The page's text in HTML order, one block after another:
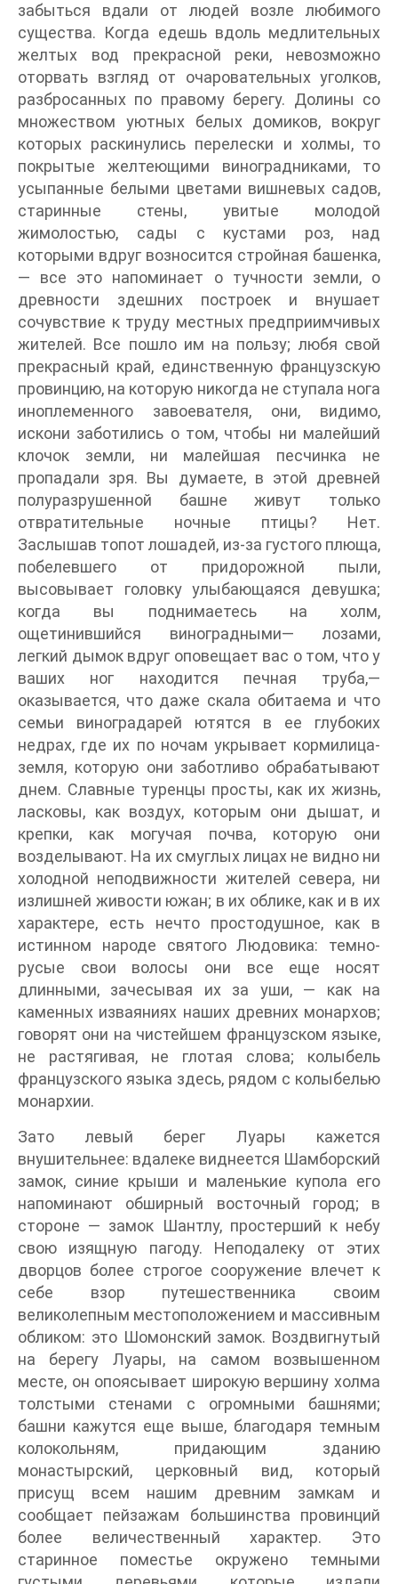
забыться вдали от людей возле любимого
существа. Когда едешь вдоль медлительных
желтых вод прекрасной реки, невозможно
оторвать взгляд от очаровательных уголков,
разбросанных по правому берегу. Долины со
множеством уютных белых домиков, вокруг
которых раскинулись перелески и холмы, то
покрытые желтеющими виноградниками, то
усыпанные белыми цветами вишневых садов,
старинные стены, увитые молодой
жимолостью, сады с кустами роз, над
которыми вдруг возносится стройная башенка,
— все это напоминает о тучности земли, о
древности здешних построек и внушает
сочувствие к труду местных предприимчивых
жителей. Все пошло им на пользу; любя свой
прекрасный край, единственную французскую
провинцию, на которую никогда не ступала нога
иноплеменного завоевателя, они, видимо,
искони заботились о том, чтобы ни малейший
клочок земли, ни малейшая песчинка не
пропадали зря. Вы думаете, в этой древней
полуразрушенной башне живут только
отвратительные ночные птицы? Нет.
Заслышав топот лошадей, из-за густого плюща,
побелевшего от придорожной пыли,
высовывает головку улыбающаяся девушка;
когда вы поднимаетесь на холм,
ощетинившийся виноградными— лозами,
легкий дымок вдруг оповещает вас о том, что у
ваших ног находится печная труба,—
оказывается, что даже скала обитаема и что
семьи виноградарей ютятся в ее глубоких
недрах, где их по ночам укрывает кормилица-
земля, которую они заботливо обрабатывают
днем. Славные туренцы просты, как их жизнь,
ласковы, как воздух, которым они дышат, и
крепки, как могучая почва, которую они
возделывают. На их смуглых лицах не видно ни
холодной неподвижности жителей севера, ни
излишней живости южан; в их облике, как и в их
характере, есть нечто простодушное, как в
истинном народе святого Людовика: темно-
русые свои волосы они все еще носят
длинными, зачесывая их за уши, — как на
каменных изваяниях наших древних монархов;
говорят они на чистейшем французском языке,
не растягивая, не глотая слова; колыбель
французского языка здесь, рядом с колыбелью
монархии.
Зато левый берег Луары кажется
внушительнее: вдалеке виднеется Шамборский
замок, синие крыши и маленькие купола его
напоминают обширный восточный город; в
стороне — замок Шантлу, простерший к небу
свою изящную пагоду. Неподалеку от этих
дворцов более строгое сооружение влечет к
себе взор путешественника своим
великолепным местоположением и массивным
обликом: это Шомонский замок. Воздвигнутый
на берегу Луары, на самом возвышенном
месте, он опоясывает широкую вершину холма
толстыми стенами с огромными башнями;
башни кажутся еще выше, благодаря темным
колокольням, придающим зданию
монастырский, церковный вид, который
присущ всем нашим древним замкам и
сообщает пейзажам большинства провинций
более величественный характер. Это
старинное поместье окружено темными